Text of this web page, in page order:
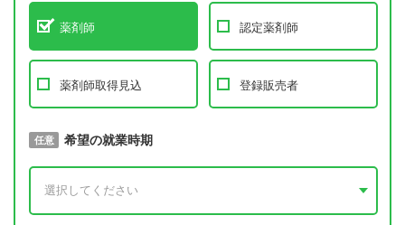
薬剤師 認定薬剤師
薬剤師取得見込 登録販売者
必須 取得予定年
任意 希望の就業時期